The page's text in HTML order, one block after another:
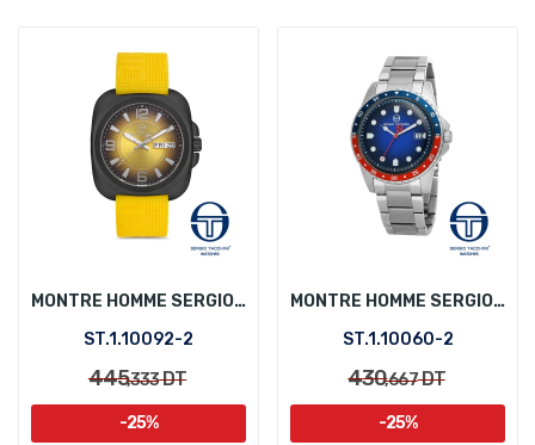
MONTRE HOMME SERGIO TACCHINI ST.1.10092-2
ST.1.10092-2
445,333DT
-25%
MONTRE HOMME SERGIO TACCHINI ST.1.10060-2
ST.1.10060-2
430,667DT
-25%